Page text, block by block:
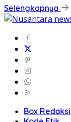
Selengkapnya
Box Redaksi